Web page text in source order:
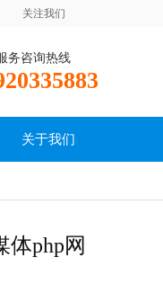
关注我们
务咨询热线
关于我们
php网